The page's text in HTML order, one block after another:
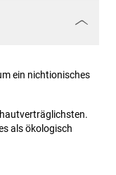
ein nichtionisches
als ökologisch